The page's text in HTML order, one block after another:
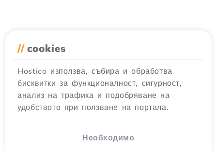
// cookies
Hostico използва, събира и обработва
бисквитки за функционалност, сигурност,
анализ на трафика и подобряване на
удобството при ползване на портала.
Необходимо